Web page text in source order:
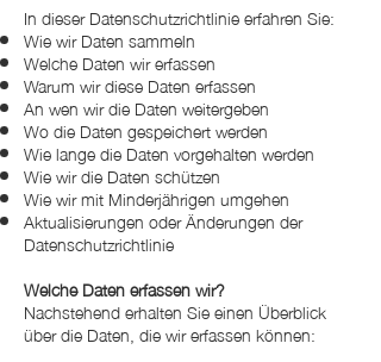
In dieser Datenschutzrichtlinie erfahren Sie:
Wie wir Daten sammeln
Welche Daten wir erfassen
Warum wir diese Daten erfassen
An wen wir die Daten weitergeben
Wo die Daten gespeichert werden
Wie lange die Daten vorgehalten werden
Wie wir die Daten schützen
Wie wir mit Minderjährigen umgehen
Aktualisierungen oder Änderungen der
Datenschutzrichtlinie
Welche Daten erfassen wir?
Nachstehend erhalten Sie einen Überblick
über die Daten, die wir erfassen können: